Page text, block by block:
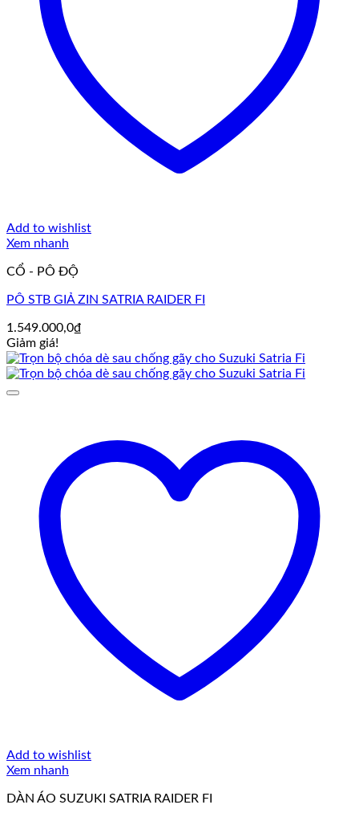
Add to wishlist
Xem nhanh
CỔ - PÔ ĐỘ
PÔ STB GIẢ ZIN SATRIA RAIDER FI
1.549.000,0₫
Giảm giá!
Add to wishlist
Xem nhanh
DÀN ÁO SUZUKI SATRIA RAIDER FI